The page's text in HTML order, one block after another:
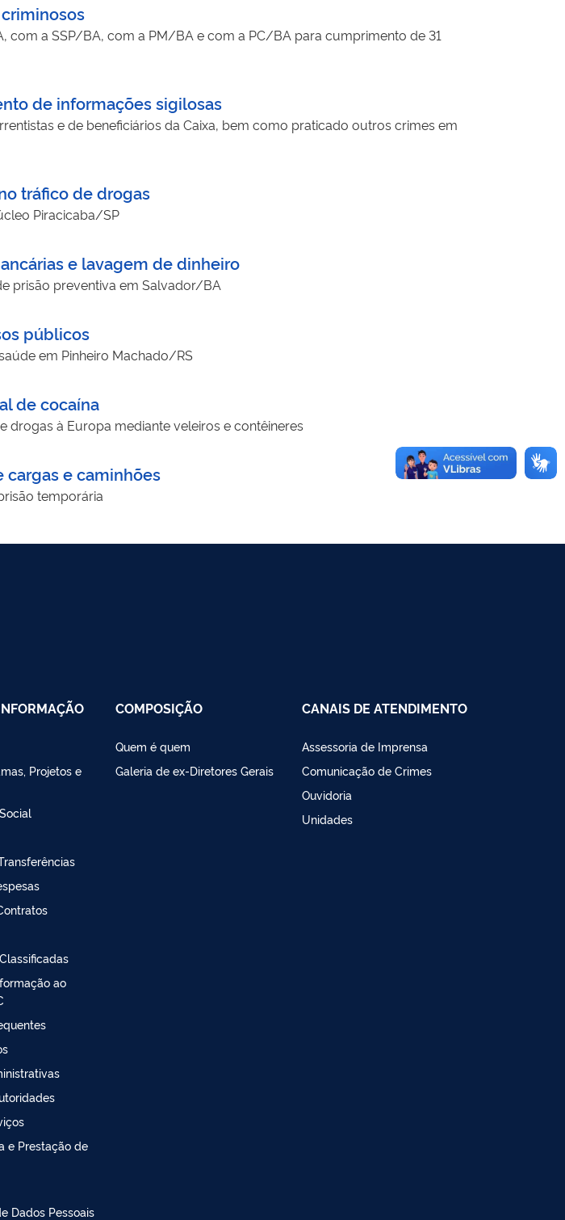
a SSP/BA, com a PM/BA e com a PC/BA para cumprimento de 31
de informações sigilosas
e de beneficiários da Caixa, bem como praticado outros crimes em
tráfico de drogas
Piracicaba/SP
e lavagem de dinheiro
prisão preventiva em Salvador/BA
públicos
em Pinheiro Machado/RS
de cocaína
à Europa mediante veleiros e contêineres
e caminhões
temporária
Projetos e
ao
e Prestação de
Dados Pessoais
COMPOSIÇÃO
Quem é quem
Galeria de ex-Diretores Gerais
CANAIS DE ATENDIMENTO
Assessoria de Imprensa
Comunicação de Crimes
Ouvidoria
Unidades